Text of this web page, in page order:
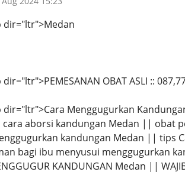
dir="ltr">Medan
dir="ltr">PEMESANAN OBAT ASLI ::
dir="ltr">Cara Menggugurkan
aborsi kandungan Medan || obat
kandungan Medan || tips
bagi ibu menyusui menggugurkan
KANDUNGAN Medan ||